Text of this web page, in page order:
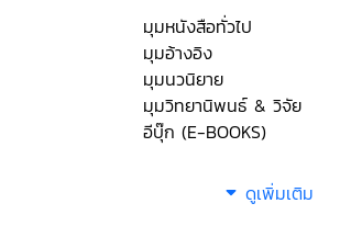
มุมหนังสือทั่วไป
มุมอ้างอิง
มุมนวนิยาย
มุมวิทยานิพนธ์ & วิจัย
อีบุ๊ก (E-BOOKS)
ดูเพิ่มเติม